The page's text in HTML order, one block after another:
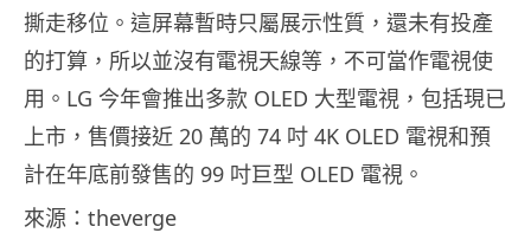
撕走移位。這屏幕暫時只屬展示性質，還未有投產
的打算，所以並沒有電視天線等，不可當作電視使
用。LG 今年會推出多款 OLED 大型電視，包括現已
上市，售價接近 20 萬的 74 吋 4K OLED 電視和預
計在年底前發售的 99 吋巨型 OLED 電視。
來源：theverge